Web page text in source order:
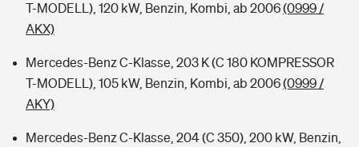
T-MODELL), 120 kW, Benzin, Kombi, ab 2006(0999 /
AKX)
Mercedes-Benz C-Klasse, 203 K (C 180 KOMPRESSOR
T-MODELL), 105 kW, Benzin, Kombi, ab 2006(0999 /
AKY)
Mercedes-Benz C-Klasse, 204 (C 350), 200 kW, Benzin,